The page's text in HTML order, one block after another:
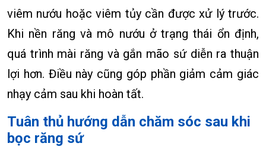
viêm nướu hoặc viêm tủy cần được xử lý trước.
Khi nền răng và mô nướu ở trạng thái ổn định,
quá trình mài răng và gắn mão sứ diễn ra thuận
lợi hơn. Điều này cũng góp phần giảm cảm giác
nhạy cảm sau khi hoàn tất.
Tuân thủ hướng dẫn chăm sóc sau khi
bọc răng sứ